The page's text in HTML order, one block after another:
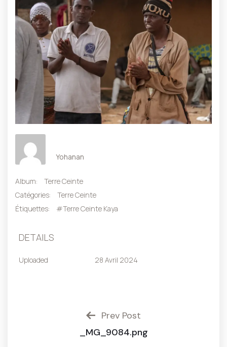
Yohanan
Album:
Terre Ceinte
Catégories:
Terre Ceinte
Étiquettes:
#Terre Ceinte Kaya
DETAILS
Uploaded 28 Avril 2024
Prev Post
_MG_9084.png